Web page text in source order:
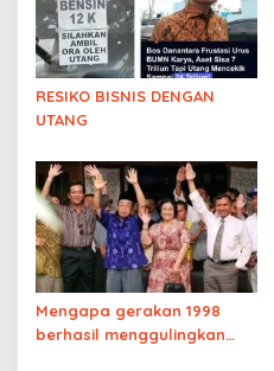
RESIKO BISNIS DENGAN
UTANG
Mengapa gerakan 1998
berhasil menggulingkan